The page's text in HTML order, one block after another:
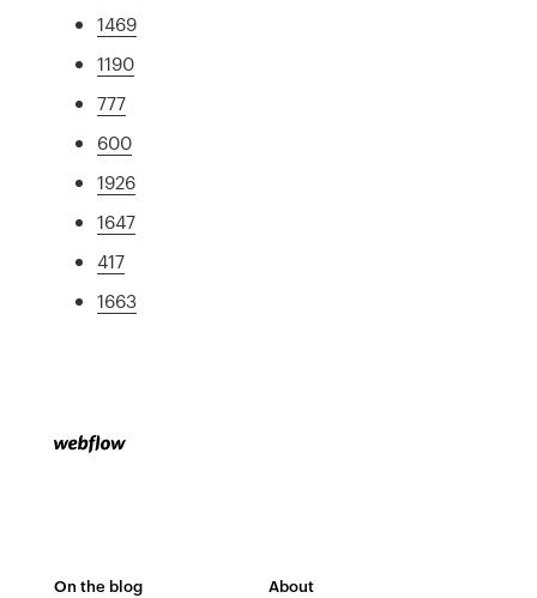
1469
1190
777
600
1926
1647
417
1663
On the blog About